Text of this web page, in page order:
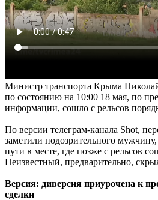
Министр транспорта Крыма
по состоянию на 10:00 18 мая, по
информации, сошло с рельсов
По версии телеграм-канала Shot,
заметили подозрительного
пути в месте, где позже с рельсов
Неизвестный, предварительно,
Версия: диверсия приурочена к
сделки